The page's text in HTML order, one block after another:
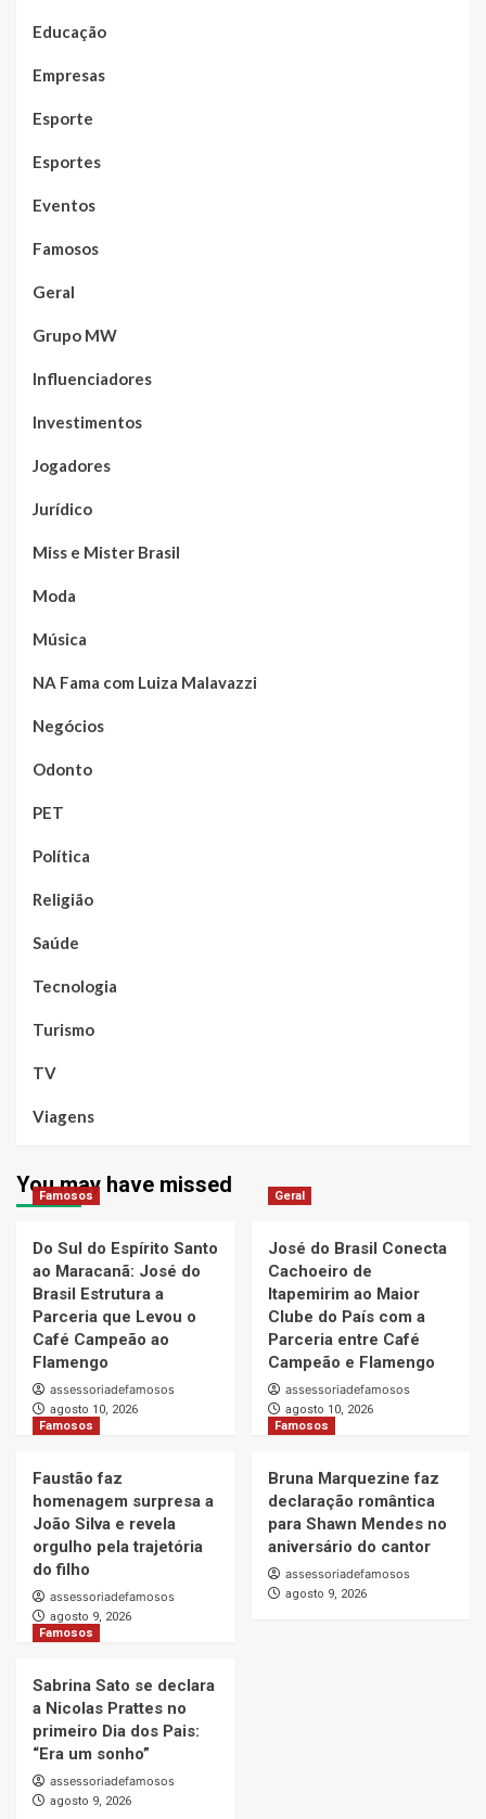
Educação
Empresas
Esporte
Esportes
Eventos
Famosos
Geral
Grupo MW
Influenciadores
Investimentos
Jogadores
Jurídico
Miss e Mister Brasil
Moda
Música
NA Fama com Luiza Malavazzi
Negócios
Odonto
PET
Política
Religião
Saúde
Tecnologia
Turismo
TV
Viagens
You may have missed
Famosos
Do Sul do Espírito Santo
ao Maracanã: José do
Brasil Estrutura a
Parceria que Levou o
Café Campeão ao
Flamengo
assessoriadefamosos
agosto 10, 2026
Geral
José do Brasil Conecta
Cachoeiro de
Itapemirim ao Maior
Clube do País com a
Parceria entre Café
Campeão e Flamengo
assessoriadefamosos
agosto 10, 2026
Famosos
Faustão faz
homenagem surpresa a
João Silva e revela
orgulho pela trajetória
do filho
assessoriadefamosos
agosto 9, 2026
Famosos
Bruna Marquezine faz
declaração romântica
para Shawn Mendes no
aniversário do cantor
assessoriadefamosos
agosto 9, 2026
Famosos
Sabrina Sato se declara
a Nicolas Prattes no
primeiro Dia dos Pais:
“Era um sonho”
assessoriadefamosos
agosto 9, 2026